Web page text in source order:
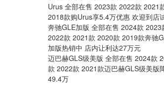
Urus 全部在售 2023款 2022款 2021
2018款购Urus享5.4万优惠 欢迎到店
奔驰GLE加版 全部在售 2024款 2023
2022款 2021款 2020款 2019款奔驰
加版热销中 店内让利达27万元
迈巴赫GLS级美版 全部在售 2024款
款 2022款 2021款迈巴赫GLS级美版
49.4万